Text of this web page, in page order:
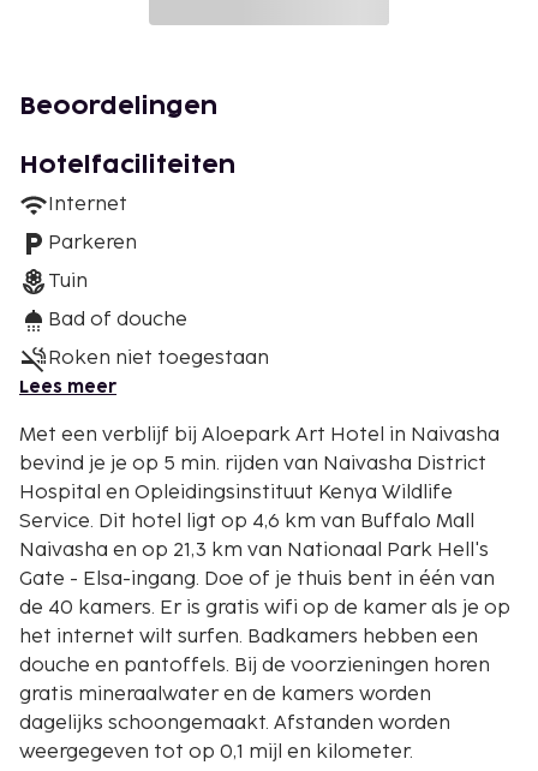
Beoordelingen
Hotelfaciliteiten
Internet
Parkeren
Tuin
Bad of douche
Roken niet toegestaan
Lees meer
Met een verblijf bij Aloepark Art Hotel in Naivasha
bevind je je op 5 min. rijden van Naivasha District
Hospital en Opleidingsinstituut Kenya Wildlife
Service. Dit hotel ligt op 4,6 km van Buffalo Mall
Naivasha en op 21,3 km van Nationaal Park Hell's
Gate - Elsa-ingang. Doe of je thuis bent in één van
de 40 kamers. Er is gratis wifi op de kamer als je op
het internet wilt surfen. Badkamers hebben een
douche en pantoffels. Bij de voorzieningen horen
gratis mineraalwater en de kamers worden
dagelijks schoongemaakt. Afstanden worden
weergegeven tot op 0,1 mijl en kilometer.